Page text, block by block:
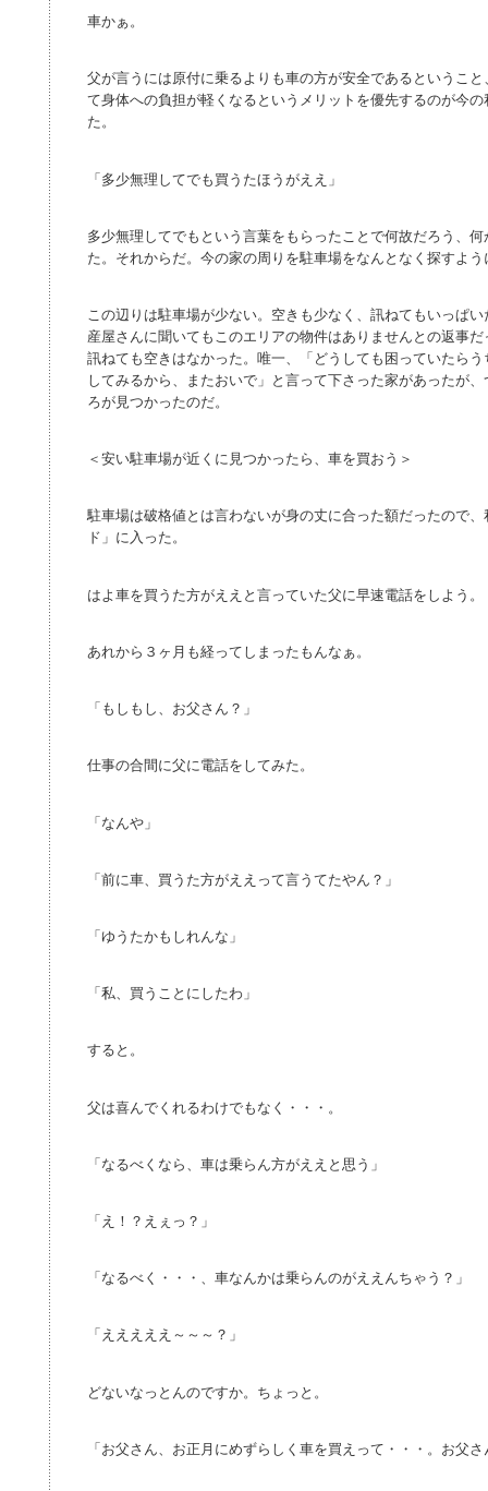
車かぁ。
父が言うには原付に乗るよりも車の方が安全であるというこ
て身体への負担が軽くなるというメリットを優先するのが今
た。
「多少無理してでも買うたほうがええ」
多少無理してでもという言葉をもらったことで何故だろう、
た。それからだ。今の家の周りを駐車場をなんとなく探すよ
この辺りは駐車場が少ない。空きも少なく、訊ねてもいっぱ
産屋さんに聞いてもこのエリアの物件はありませんとの返事
訊ねても空きはなかった。唯一、「どうしても困っていたら
してみるから、またおいで」と言って下さった家があったが
ろが見つかったのだ。
＜安い駐車場が近くに見つかったら、車を買おう＞
駐車場は破格値とは言わないが身の丈に合った額だったので
ド」に入った。
はよ車を買うた方がええと言っていた父に早速電話をしよう。
あれから３ヶ月も経ってしまったもんなぁ。
「もしもし、お父さん？」
仕事の合間に父に電話をしてみた。
「なんや」
「前に車、買うた方がええって言うてたやん？」
「ゆうたかもしれんな」
「私、買うことにしたわ」
すると。
父は喜んでくれるわけでもなく・・・。
「なるべくなら、車は乗らん方がええと思う」
「え！？えぇっ？」
「なるべく・・・、車なんかは乗らんのがええんちゃう？」
「えええええ～～～？」
どないなっとんのですか。ちょっと。
「お父さん、お正月にめずらしく車を買えって・・・。お父